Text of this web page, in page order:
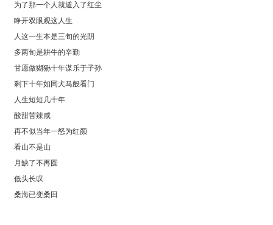
为了那一个人就遁入了红尘
睁开双眼观这人生
人这一生本是三旬的光阴
多两旬是耕牛的辛勤
甘愿做猢狲十年谋乐于子孙
剩下十年如同犬马般看门
人生短短几十年
酸甜苦辣咸
再不似当年一怒为红颜
看山不是山
月缺了不再圆
低头长叹
桑海已变桑田‌‌‌